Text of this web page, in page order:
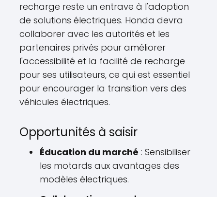
recharge reste un entrave à l'adoption
de solutions électriques. Honda devra
collaborer avec les autorités et les
partenaires privés pour améliorer
l'accessibilité et la facilité de recharge
pour ses utilisateurs, ce qui est essentiel
pour encourager la transition vers des
véhicules électriques.
Opportunités à saisir
Éducation du marché : Sensibiliser
les motards aux avantages des
modèles électriques.